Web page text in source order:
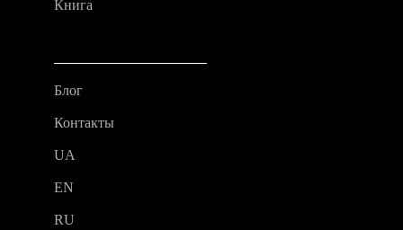
Книга
Блог
Контакты
UA
EN
RU